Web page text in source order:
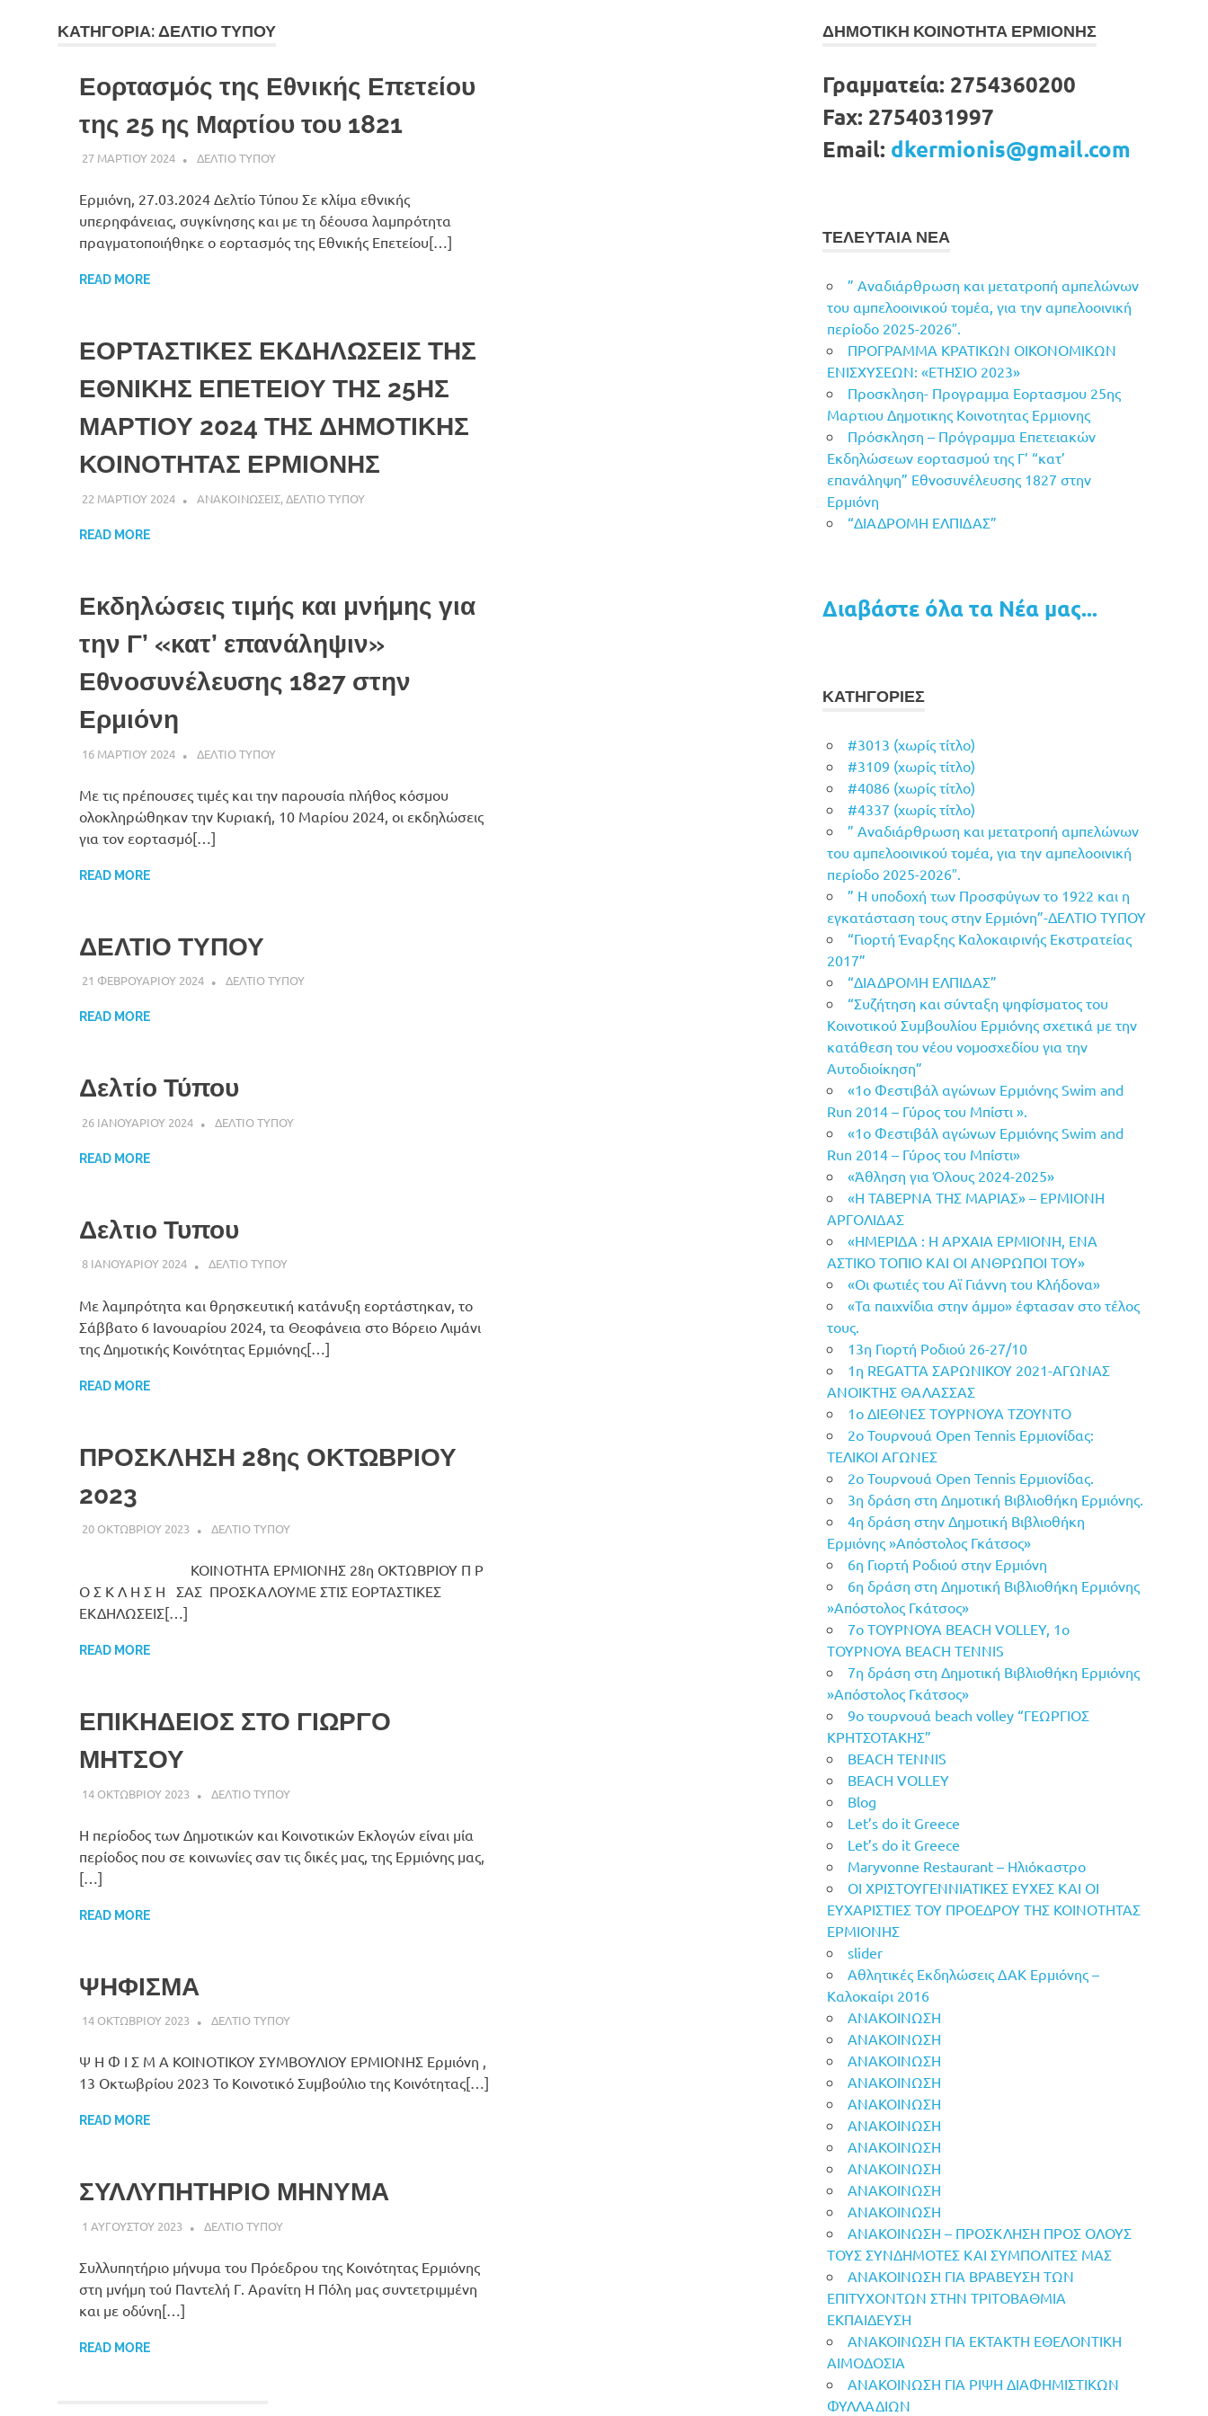
ΚΑΤΗΓΟΡΙΑ:ΔΕΛΤΙΟ ΤΥΠΟΥ
Εορτασμός της Εθνικής Επετείου
της 25 ης Μαρτίου του 1821
27 ΜΑΡΤΙΟΥ 2024 DK ERMIONIS
ΔΕΛΤΙΟ ΤΥΠΟΥ
Ερμιόνη, 27.03.2024 Δελτίο Τύπου Σε κλίμα εθνικής
υπερηφάνειας, συγκίνησης και με τη δέουσα λαμπρότητα
πραγματοποιήθηκε ο εορτασμός της Εθνικής Επετείου[…]
READ MORE
ΕΟΡΤΑΣΤΙΚΕΣ ΕΚΔΗΛΩΣΕΙΣ ΤΗΣ
ΕΘΝΙΚΗΣ ΕΠΕΤΕΙΟΥ ΤΗΣ 25ΗΣ
ΜΑΡΤΙΟΥ 2024 ΤΗΣ ΔΗΜΟΤΙΚΗΣ
ΚΟΙΝΟΤΗΤΑΣ ΕΡΜΙΟΝΗΣ
22 ΜΑΡΤΙΟΥ 2024 DK ERMIONIS
ΑΝΑΚΟΙΝΩΣΕΙΣ,ΔΕΛΤΙΟ ΤΥΠΟΥ
READ MORE
Εκδηλώσεις τιμής και μνήμης για
την Γ’ «κατ’ επανάληψιν»
Εθνοσυνέλευσης 1827 στην
Ερμιόνη
16 ΜΑΡΤΙΟΥ 2024 DK ERMIONIS
ΔΕΛΤΙΟ ΤΥΠΟΥ
Με τις πρέπουσες τιμές και την παρουσία πλήθος κόσμου
ολοκληρώθηκαν την Κυριακή, 10 Μαρίου 2024, οι εκδηλώσεις
για τον εορτασμό[…]
READ MORE
ΔΕΛΤΙΟ ΤΥΠΟΥ
21 ΦΕΒΡΟΥΑΡΙΟΥ 2024 DK ERMIONIS
ΔΕΛΤΙΟ ΤΥΠΟΥ
READ MORE
Δελτίο Τύπου
26 ΙΑΝΟΥΑΡΙΟΥ 2024 DK ERMIONIS
ΔΕΛΤΙΟ ΤΥΠΟΥ
READ MORE
Δελτιο Τυπου
8 ΙΑΝΟΥΑΡΙΟΥ 2024 DK ERMIONIS
ΔΕΛΤΙΟ ΤΥΠΟΥ
Με λαμπρότητα και θρησκευτική κατάνυξη εορτάστηκαν, το
Σάββατο 6 Ιανουαρίου 2024, τα Θεοφάνεια στο Βόρειο Λιμάνι
της Δημοτικής Κοινότητας Ερμιόνης[…]
READ MORE
ΠΡΟΣΚΛΗΣΗ 28ης ΟΚΤΩΒΡΙΟΥ
2023
20 ΟΚΤΩΒΡΙΟΥ 2023 DK ERMIONIS
ΔΕΛΤΙΟ ΤΥΠΟΥ
ΚΟΙΝΟΤΗΤΑ ΕΡΜΙΟΝΗΣ 28η ΟΚΤΩΒΡΙΟΥ Π Ρ
Ο Σ Κ Λ Η Σ Η ΣΑΣ ΠΡΟΣΚΑΛΟΥΜΕ ΣΤΙΣ ΕΟΡΤΑΣΤΙΚΕΣ
ΕΚΔΗΛΩΣΕΙΣ[…]
READ MORE
ΕΠΙΚΗΔΕΙΟΣ ΣΤΟ ΓΙΩΡΓΟ
ΜΗΤΣΟΥ
14 ΟΚΤΩΒΡΙΟΥ 2023 DK ERMIONIS
ΔΕΛΤΙΟ ΤΥΠΟΥ
Η περίοδος των Δημοτικών και Κοινοτικών Εκλογών είναι μία
περίοδος που σε κοινωνίες σαν τις δικές μας, της Ερμιόνης μας,
[…]
READ MORE
ΨΗΦΙΣΜΑ
14 ΟΚΤΩΒΡΙΟΥ 2023 DK ERMIONIS
ΔΕΛΤΙΟ ΤΥΠΟΥ
Ψ Η Φ Ι Σ Μ Α ΚΟΙΝΟΤΙΚΟΥ ΣΥΜΒΟΥΛΙΟΥ ΕΡΜΙΟΝΗΣ Ερμιόνη ,
13 Οκτωβρίου 2023 Το Κοινοτικό Συμβούλιο της Κοινότητας[…]
READ MORE
ΣΥΛΛΥΠΗΤΗΡΙΟ ΜΗΝΥΜΑ
1 ΑΥΓΟΥΣΤΟΥ 2023 DK ERMIONIS
ΔΕΛΤΙΟ ΤΥΠΟΥ
Συλλυπητήριο μήνυμα του Πρόεδρου της Κοινότητας Ερμιόνης
στη μνήμη τού Παντελή Γ. Αρανίτη Η Πόλη μας συντετριμμένη
και με οδύνη[…]
READ MORE
ΔΗΜΟΤΙΚΗ ΚΟΙΝΟΤΗΤΑ ΕΡΜΙΟΝΗΣ
Γραμματεία: 2754360200
Fax: 2754031997
Email: dkermionis@gmail.com
ΤΕΛΕΥΤΑΙΑ ΝΕΑ
” Αναδιάρθρωση και μετατροπή αμπελώνων
του αμπελοοινικού τομέα, για την αμπελοοινική
περίοδο 2025-2026″.
ΠΡΟΓΡΑΜΜΑ ΚΡΑΤΙΚΩΝ ΟΙΚΟΝΟΜΙΚΩΝ
ΕΝΙΣΧΥΣΕΩΝ: «ΕΤΗΣΙΟ 2023»
Προσκληση- Προγραμμα Εορτασμου 25ης
Μαρτιου Δημοτικης Κοινοτητας Ερμιονης
Πρόσκληση – Πρόγραμμα Επετειακών
Εκδηλώσεων εορτασμού της Γ’ “κατ’
επανάληψη” Εθνοσυνέλευσης 1827 στην
Ερμιόνη
“ΔΙΑΔΡΟΜΗ ΕΛΠΙΔΑΣ”
Διαβάστε όλα τα Νέα μας...
ΚΑΤΗΓΟΡΙΕΣ
#3013 (χωρίς τίτλο)
#3109 (χωρίς τίτλο)
#4086 (χωρίς τίτλο)
#4337 (χωρίς τίτλο)
” Αναδιάρθρωση και μετατροπή αμπελώνων
του αμπελοοινικού τομέα, για την αμπελοοινική
περίοδο 2025-2026″.
” Η υποδοχή των Προσφύγων το 1922 και η
εγκατάσταση τους στην Ερμιόνη”-ΔΕΛΤΙΟ ΤΥΠΟΥ
“Γιορτή Έναρξης Καλοκαιρινής Εκστρατείας
2017”
“ΔΙΑΔΡΟΜΗ ΕΛΠΙΔΑΣ”
“Συζήτηση και σύνταξη ψηφίσματος του
Κοινοτικού Συμβουλίου Ερμιόνης σχετικά με την
κατάθεση του νέου νομοσχεδίου για την
Αυτοδιοίκηση”
«1ο Φεστιβάλ αγώνων Ερμιόνης Swim and
Run 2014 – Γύρος του Μπίστι ».
«1ο Φεστιβάλ αγώνων Ερμιόνης Swim and
Run 2014 – Γύρος του Μπίστι»
«Άθληση για Όλους 2024-2025»
«Η ΤΑΒΕΡΝΑ ΤΗΣ ΜΑΡΙΑΣ» – ΕΡΜΙΟΝΗ
ΑΡΓΟΛΙΔΑΣ
«ΗΜΕΡΙΔΑ : Η ΑΡΧΑΙΑ ΕΡΜΙΟΝΗ, ΕΝΑ
ΑΣΤΙΚΟ ΤΟΠΙΟ ΚΑΙ ΟΙ ΑΝΘΡΩΠΟΙ ΤΟΥ»
«Οι φωτιές του Αϊ Γιάννη του Κλήδονα»
«Τα παιχνίδια στην άμμο» έφτασαν στο τέλος
τους.
13η Γιορτή Ροδιού 26-27/10
1η REGATTA ΣΑΡΩΝΙΚΟΥ 2021-ΑΓΩΝΑΣ
ΑΝΟΙΚΤΗΣ ΘΑΛΑΣΣΑΣ
1ο ΔΙΕΘΝΕΣ ΤΟΥΡΝΟΥΑ ΤΖΟΥΝΤΟ
2ο Τουρνουά Open Tennis Ερμιονίδας:
ΤΕΛΙΚΟΙ ΑΓΩΝΕΣ
2ο Τουρνουά Open Tennis Ερμιονίδας.
3η δράση στη Δημοτική Βιβλιοθήκη Ερμιόνης.
4η δράση στην Δημοτική Βιβλιοθήκη
Ερμιόνης »Απόστολος Γκάτσος»
6η Γιορτή Ροδιού στην Ερμιόνη
6η δράση στη Δημοτική Βιβλιοθήκη Ερμιόνης
»Απόστολος Γκάτσος»
7o ΤΟΥΡΝΟΥΑ BEACH VOLLEY, 1o
ΤΟΥΡΝΟΥΑ BEACH TENNIS
7η δράση στη Δημοτική Βιβλιοθήκη Ερμιόνης
»Απόστολος Γκάτσος»
9ο τουρνουά beach volley “ΓΕΩΡΓΙΟΣ
ΚΡΗΤΣΟΤΑΚΗΣ”
BEACH TENNIS
BEACH VOLLEY
Blog
Let’s do it Greece
Let’s do it Greece
Maryvonne Restaurant – Ηλιόκαστρο
OI ΧΡΙΣΤΟΥΓΕΝΝΙΑΤΙΚΕΣ ΕΥΧΕΣ ΚΑΙ ΟΙ
ΕΥΧΑΡΙΣΤΙΕΣ ΤΟΥ ΠΡΟΕΔΡΟΥ ΤΗΣ ΚΟΙΝΟΤΗΤΑΣ
ΕΡΜΙΟΝΗΣ
slider
Αθλητικές Εκδηλώσεις ΔΑΚ Ερμιόνης –
Καλοκαίρι 2016
ΑΝΑΚΟΙΝΩΣΗ
ΑΝΑΚΟΙΝΩΣΗ
ΑΝΑΚΟΙΝΩΣΗ
ΑΝΑΚΟΙΝΩΣΗ
ΑΝΑΚΟΙΝΩΣΗ
ΑΝΑΚΟΙΝΩΣΗ
ΑΝΑΚΟΙΝΩΣΗ
ΑΝΑΚΟΙΝΩΣΗ
ΑΝΑΚΟΙΝΩΣΗ
ΑΝΑΚΟΙΝΩΣΗ
ΑΝΑΚΟΙΝΩΣΗ – ΠΡΟΣΚΛΗΣΗ ΠΡΟΣ ΟΛΟΥΣ
ΤΟΥΣ ΣΥΝΔΗΜΟΤΕΣ ΚΑΙ ΣΥΜΠΟΛΙΤΕΣ ΜΑΣ
ΑΝΑΚΟΙΝΩΣΗ ΓΙΑ ΒΡΑΒΕΥΣΗ ΤΩΝ
ΕΠΙΤΥΧΟΝΤΩΝ ΣΤΗΝ ΤΡΙΤΟΒΑΘΜΙΑ
ΕΚΠΑΙΔΕΥΣΗ
ΑΝΑΚΟΙΝΩΣΗ ΓΙΑ ΕΚΤΑΚΤΗ ΕΘΕΛΟΝΤΙΚΗ
ΑΙΜΟΔΟΣΙΑ
ΑΝΑΚΟΙΝΩΣΗ ΓΙΑ ΡΙΨΗ ΔΙΑΦΗΜΙΣΤΙΚΩΝ
ΦΥΛΛΑΔΙΩΝ